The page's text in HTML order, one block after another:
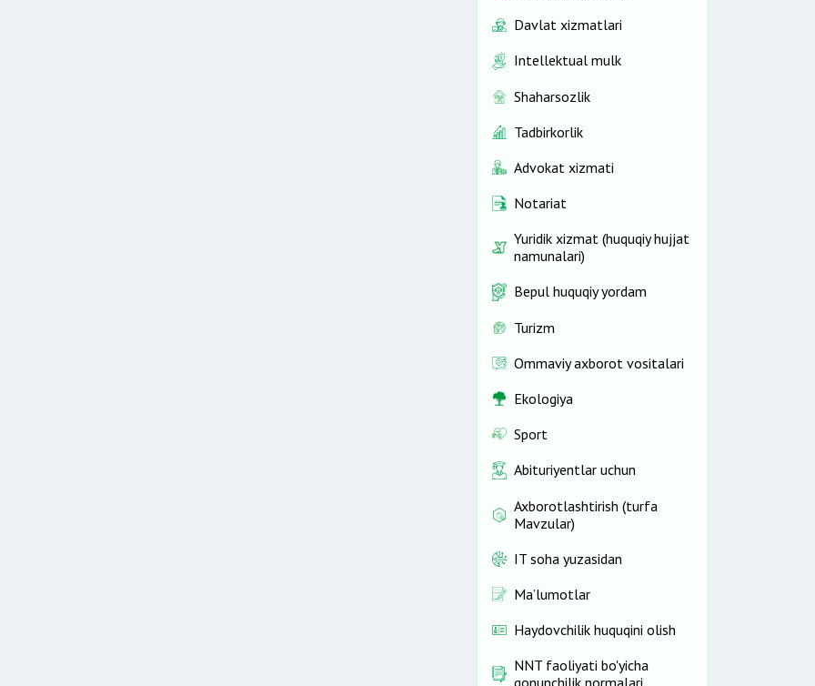
Davlat xizmatlari
Intellektual mulk
Shaharsozlik
Tadbirkorlik
Advokat xizmati
Notariat
Yuridik xizmat (huquqiy hujjat
namunalari)
Bepul huquqiy yordam
Turizm
Ommaviy axborot vositalari
Ekologiya
Sport
Abituriyentlar uchun
Axborotlashtirish (turfa
Mavzular)
IT soha yuzasidan
Ma’lumotlar
Haydovchilik huquqini olish
NNT faoliyati bo'yicha
qonunchilik normalari